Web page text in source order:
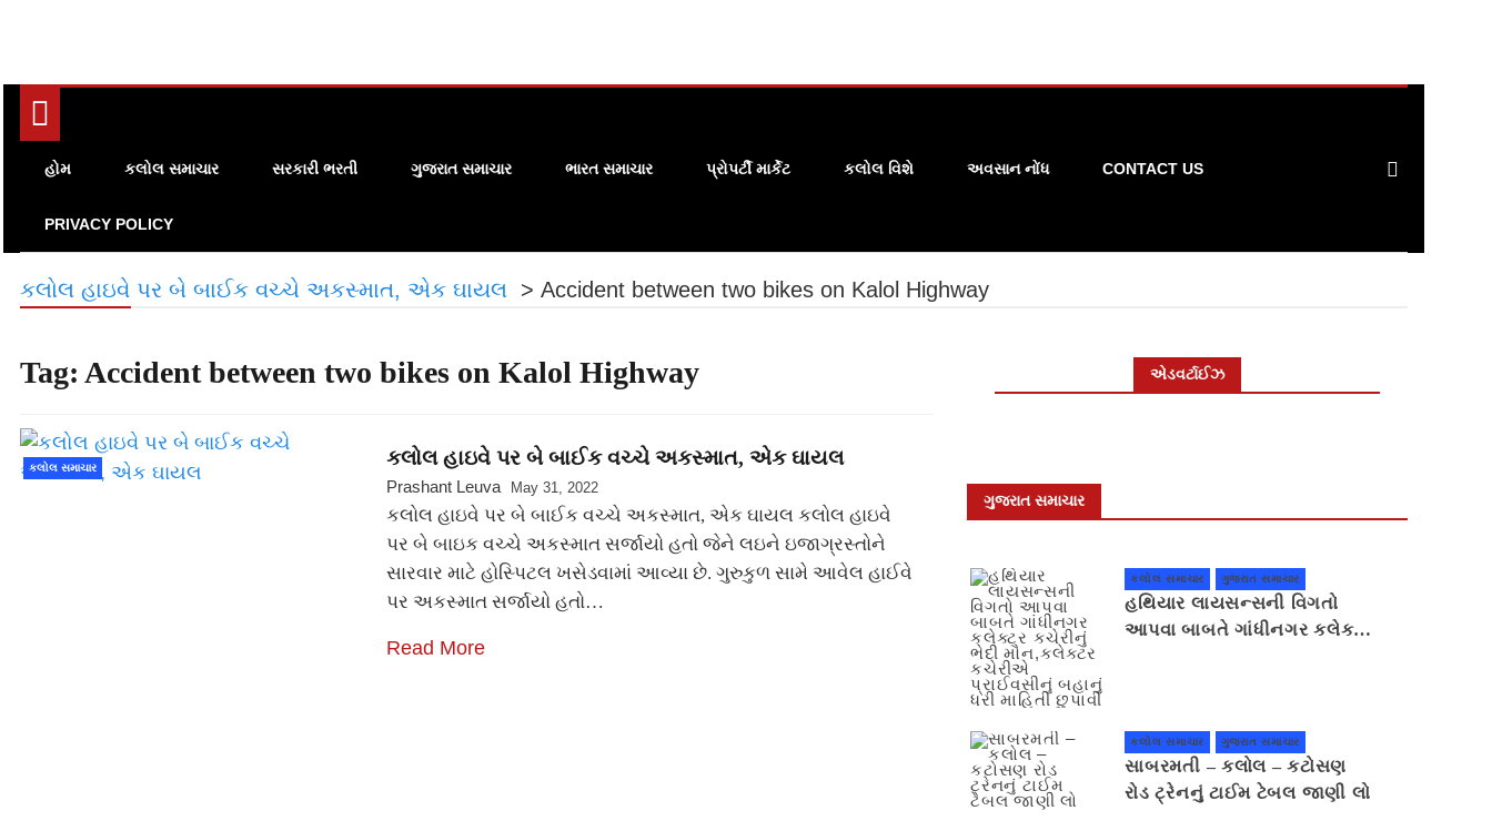
હોમ કલોલ સમાચાર સરકારી ભરતી ગુજરાત સમાચાર ભારત સમાચાર પ્રોપર્ટી માર્કેટ કલોલ વિશે અવસાન નોંધ CONTACT US
PRIVACY POLICY
કલોલ હાઇવે પર બે બાઈક વચ્ચે અકસ્માત, એક ઘાયલ > Accident between two bikes on Kalol Highway
Tag: Accident between two bikes on Kalol Highway
કલોલ સમાચાર કલોલ હાઇવે પર બે બાઈક વચ્ચે અકસ્માત, એક ઘાયલ
Prashant Leuva May 31, 2022
કલોલ હાઇવે પર બે બાઈક વચ્ચે અકસ્માત, એક ઘાયલ કલોલ હાઇવે
પર બે બાઇક વચ્ચે અકસ્માત સર્જાયો હતો જેને લઇને ઇજાગ્રસ્તોને
સારવાર માટે હોસ્પિટલ ખસેડવામાં આવ્યા છે. ગુરુકુળ સામે આવેલ હાઈવે
પર અકસ્માત સર્જાયો હતો…
Read More
એડવર્ટાઈઝ
ગુજરાત સમાચાર
કલોલ સમાચાર ગુજરાત સમાચાર
હથિયાર લાયસન્સની વિગતો
આપવા બાબતે ગાંધીનગર કલેક્ટર
કલોલ સમાચાર ગુજરાત સમાચાર
સાબરમતી – કલોલ – કટોસણ
રોડ ટ્રેનનું ટાઈમ ટેબલ જાણી લો